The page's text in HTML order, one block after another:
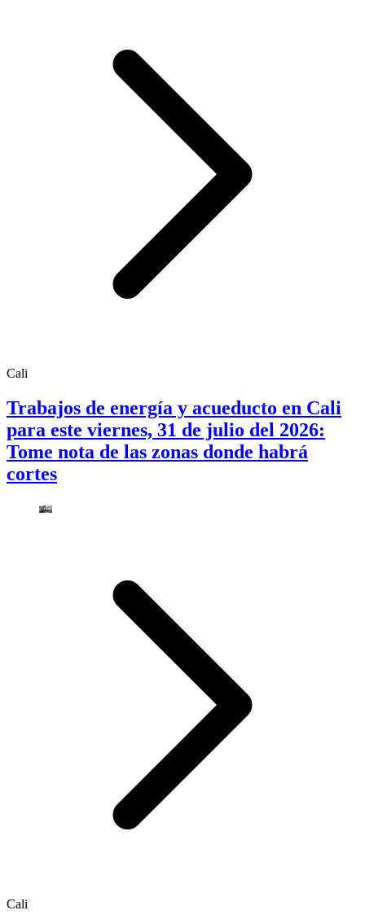
Cali
Trabajos de energía y acueducto en Cali
para este viernes, 31 de julio del 2026:
Tome nota de las zonas donde habrá
cortes
Cali